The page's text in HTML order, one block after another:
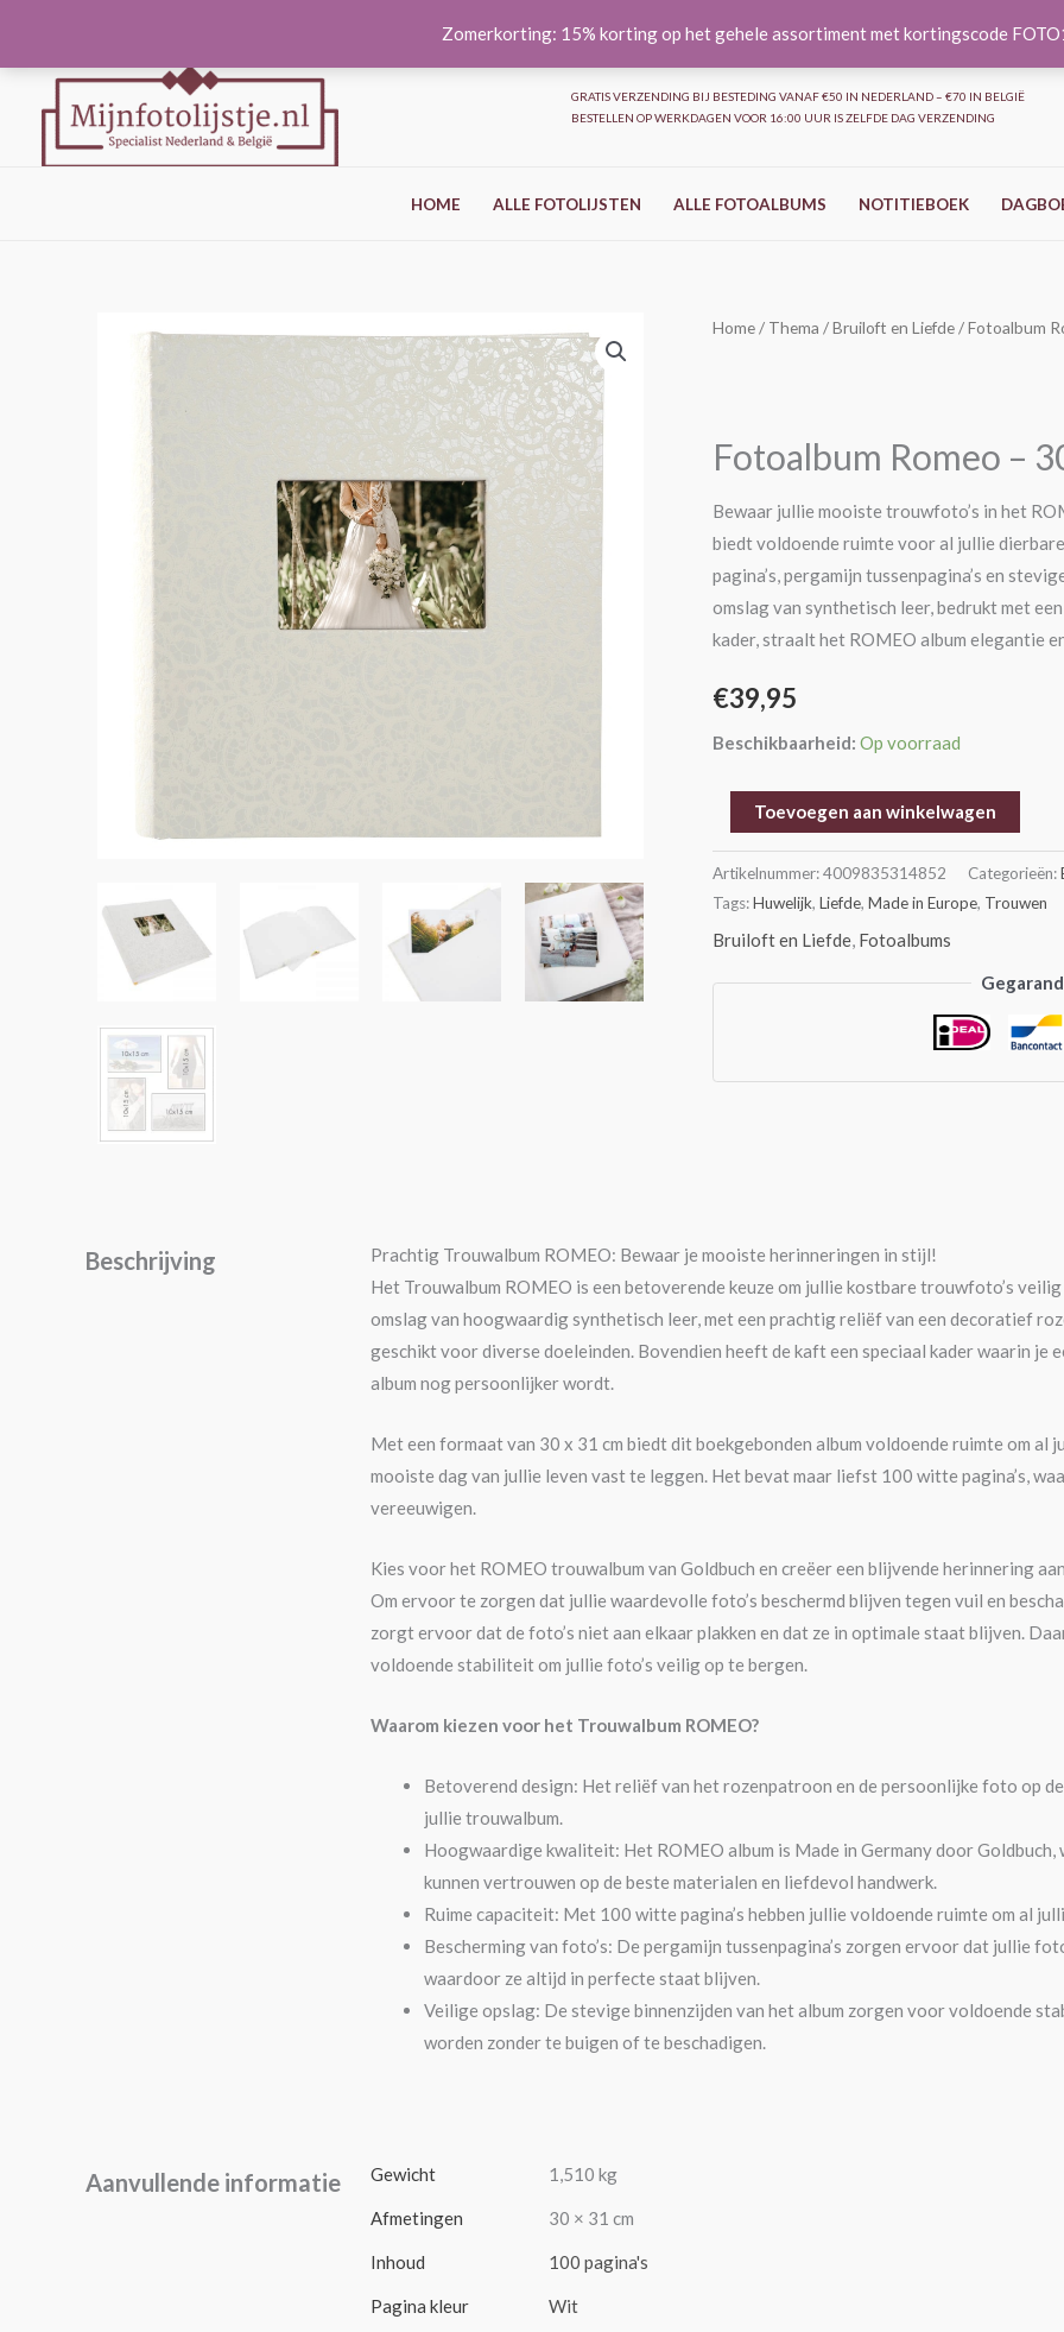
Zomerkorting: 15% korting op het gehele assortiment met kortingscode
inhoud
GRATIS VERZENDING BIJ BESTEDING VANAF €50 IN NEDERLAND – €70 IN BELGIË
BESTELLEN OP WERKDAGEN VOOR 16:00 UUR IS ZELFDE DAG VERZENDING
HOME ALLE FOTOLIJSTEN ALLE FOTOALBUMS NOTITIEBOEK
Home/ Thema /Bruiloft en Liefde/ Fotoalbum
Fotoalbum Romeo –
Bewaar jullie mooiste trouwfoto’s in het
biedt voldoende ruimte voor al jullie
pagina’s, pergamijn tussenpagina’s en
omslag van synthetisch leer, bedrukt met
kader, straalt het ROMEO album elegantie
€39,95
Beschikbaarheid: Op voorraad
Fotoalbum
cm
Toevoegen aan winkelwagen
Artikelnummer:4009835314852 Categorieën:
Tags:Huwelijk, Liefde, Made in Europe, Trouwen
Bruiloft en Liefde, Fotoalbums
Beschrijving
Prachtig Trouwalbum ROMEO: Bewaar je mooiste herinneringen in stijl!
Het Trouwalbum ROMEO is een betoverende keuze om jullie kostbare trouwfoto’s
omslag van hoogwaardig synthetisch leer, met een prachtig reliëf van een decoratief
geschikt voor diverse doeleinden. Bovendien heeft de kaft een speciaal kader waarin
album nog persoonlijker wordt.
Met een formaat van 30 x 31 cm biedt dit boekgebonden album voldoende ruimte om
mooiste dag van jullie leven vast te leggen. Het bevat maar liefst 100 witte pagina’s,
vereeuwigen.
Kies voor het ROMEO trouwalbum van Goldbuch en creëer een blijvende herinnering
Om ervoor te zorgen dat jullie waardevolle foto’s beschermd blijven tegen vuil en
zorgt ervoor dat de foto’s niet aan elkaar plakken en dat ze in optimale staat blijven.
voldoende stabiliteit om jullie foto’s veilig op te bergen.
Waarom kiezen voor het Trouwalbum ROMEO?
Betoverend design: Het reliëf van het rozenpatroon en de persoonlijke foto op
jullie trouwalbum.
Hoogwaardige kwaliteit: Het ROMEO album is Made in Germany door Goldbuch,
kunnen vertrouwen op de beste materialen en liefdevol handwerk.
Ruime capaciteit: Met 100 witte pagina’s hebben jullie voldoende ruimte om al
Bescherming van foto’s: De pergamijn tussenpagina’s zorgen ervoor dat jullie
waardoor ze altijd in perfecte staat blijven.
Veilige opslag: De stevige binnenzijden van het album zorgen voor voldoende
worden zonder te buigen of te beschadigen.
Aanvullende informatie Gewicht 1,510 kg
Afmetingen 30 × 31 cm
Inhoud 100 pagina's
Pagina kleur Wit